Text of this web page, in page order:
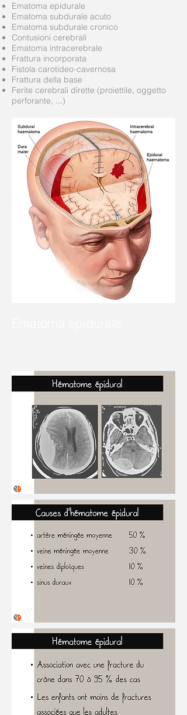
Ematoma epidurale
Ematoma subdurale acuto
Ematoma subdurale cronico
Contusioni cerebrali
Ematoma intracerebrale
Frattura incorporata
Fistola carotideo-cavernosa
Frattura della base
Ferite cerebrali dirette (proiettile, oggetto
perforante, ...)